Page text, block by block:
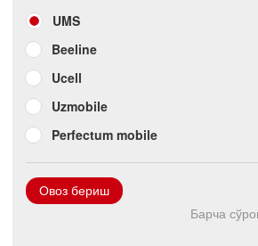
UMS
Beeline
Ucell
Uzmobile
Perfectum mobile
Овоз бериш
Барча